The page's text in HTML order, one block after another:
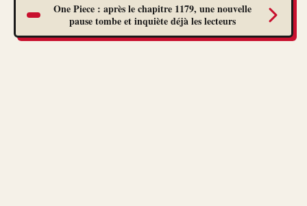
One Piece : après le chapitre 1179, une nouvelle
pause tombe et inquiète déjà les lecteurs